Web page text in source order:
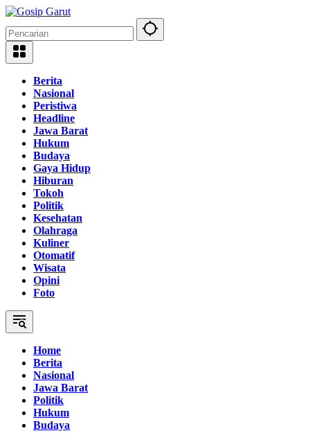
Langsung
konten
Berita
Nasional
Peristiwa
Headline
Jawa Barat
Hukum
Budaya
Gaya Hidup
Hiburan
Tokoh
Politik
Kesehatan
Olahraga
Kuliner
Otomatif
Wisata
Opini
Foto
Home
Berita
Nasional
Jawa Barat
Politik
Hukum
Budaya